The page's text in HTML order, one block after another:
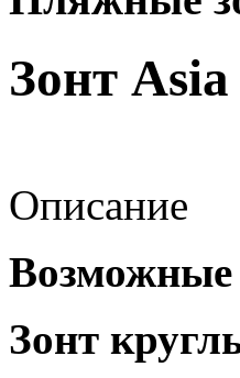
Зонт Asia
Описание
Возможные
Зонт